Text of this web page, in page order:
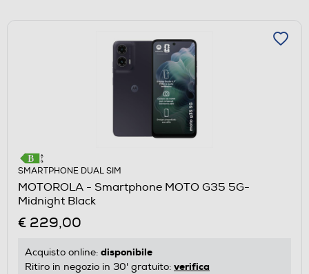
SMARTPHONE DUAL SIM
MOTOROLA - Smartphone MOTO G35 5G-
Midnight Black
€ 229,00
Acquisto online: disponibile
Ritiro in negozio in 30' gratuito: verifica